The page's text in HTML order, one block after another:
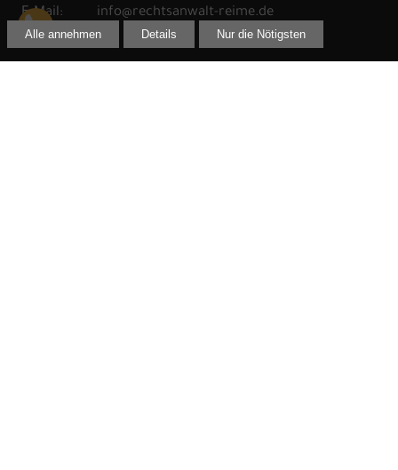
E-Mail:
info@rechtsanwalt-reime.de
Alle annehmen Details Nur die Nötigsten